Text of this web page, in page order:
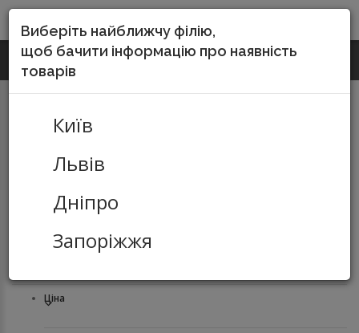
(067) 252-55-15
грамоти
Ціна
Виберіть найближчу філію,
щоб бачити інформацію про наявність
товарів
Київ
Львів
Дніпро
Запоріжжя